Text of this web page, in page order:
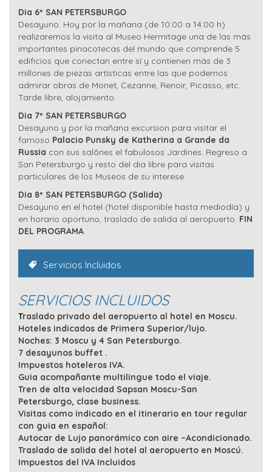
Dia 6º SAN PETERSBURGO
Desayuno. Hoy por la mañana (de 10:00 a 14:00 h)
realizaremos la visita al Museo Hermitage una de las más
importantes pinacotecas del mundo que comprende 5
edificios que conectan entre sí y contienen más de 3
millones de piezas artísticas entre las que podemos
admirar obras de Monet, Cezanne, Renoir, Picasso, etc.
Tarde libre, alojamiento.
Dia 7º SAN PETERSBURGO
Desayuno y por la mañana excursion para visitar el
famoso Palacio Punsky de Katherina a Grande da
Russia con sus salõnes el fabulosos Jardines. Regreso a
San Petersburgo y resto del dia libre para visitas
particulares de los Museos de su interese.
Dia 8º SAN PETERSBURGO (Salida)
Desayuno en el hotel (hotel disponible hasta mediodía) y
en horario oportuno, traslado de salida al aeropuerto. FIN
DEL PROGRAMA
Servicios Incluidos
SERVICIOS INCLUIDOS
Traslado privado del aeropuerto al hotel en Moscu.
Hoteles indicados de Primera Superior/lujo.
Noches: 3 Moscu y 4 San Petersburgo.
7 desayunos buffet .
Impuestos hoteleros IVA.
Guia acompañante multilingue todo el viaje.
Tren de alta velocidad Sapsan Moscu-San
Petersburgo, clase business.
Visitas como indicado en el itinerario en tour regular
con guia en español:
Autocar de Lujo panorámico con aire –Acondicionado.
Traslado de salida del hotel al aeropuerto en Moscú.
Impuestos del IVA Incluidos